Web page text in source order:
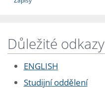
Důležité odkazy
ENGLISH
Studijní oddělení